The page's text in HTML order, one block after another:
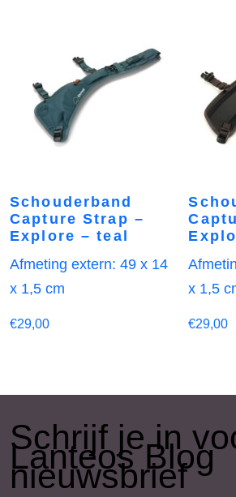
Schouderband
Capture Strap –
Explore – teal
Afmeting extern: 49 x 14
x 1,5 cm
€29,00
x 1,5
€29,00
​Schrijf je in
Lanteos Blog
nieuwsbrief